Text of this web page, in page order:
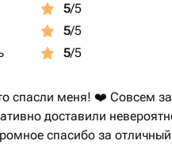
5/5
5/5
5/5
спасли меня! ❤️ Совсем
доставили
спасибо за